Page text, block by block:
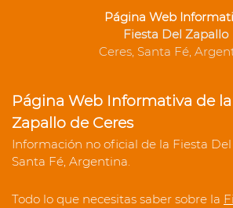
Página Web
Fiesta Del Zapallo
Ceres, Santa Fé,
Página Web Informativa de
Zapallo de Ceres
Información no oficial de la Fiesta Del
Santa Fé, Argentina.
Todo lo que necesitas saber sobre la